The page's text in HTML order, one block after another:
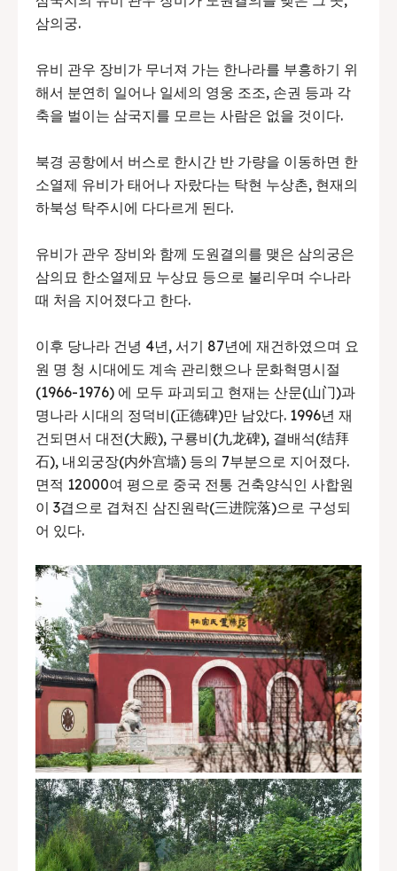
삼의궁.
유비 관우 장비가 무너져 가는 한나라를 부흥하기 위
해서 분연히 일어나 일세의 영웅 조조, 손권 등과 각
축을 벌이는 삼국지를 모르는 사람은 없을 것이다.​
북경 공항에서 버스로 한시간 반 가량을 이동하면 한
소열제 유비가 태어나 자랐다는 탁현 누상촌, 현재의
하북성 탁주시에 다다르게 된다.
유비가 관우 장비와 함께 도원결의를 맺은 삼의궁은
삼의묘 한소열제묘 누상묘 등으로 불리우며 수나라
때 처음 지어졌다고 한다.​
이후 당나라 건녕 4년, 서기 87년에 재건하였으며 요
원 명 청 시대에도 계속 관리했으나 문화혁명시절
(1966-1976) 에 모두 파괴되고 현재는 산문(山门)과
명나라 시대의 정덕비(正德碑)만 남았다. 1996년 재
건되면서 대전(大殿), 구룡비(九龙碑), 결배석(结拜
石), 내외궁장(内外宫墙) 등의 7부분으로 지어졌다.
면적 12000여 평으로 중국 전통 건축양식인 사합원
이 3겹으로 겹쳐진 삼진원락(三进院落)으로 구성되
어 있다.